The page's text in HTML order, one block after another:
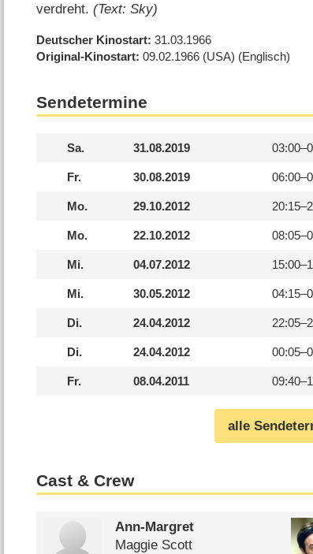
verdreht.(Text: Sky)
Deutscher Kinostart 31.03.1966
Original-Kinostart 09.02.1966 (USA) (Englisch)
Sendetermine
Sa. 31.08.2019 03:00–
Fr. 30.08.2019 06:00–
Mo. 29.10.2012 20:15–
Mo. 22.10.2012 08:05–
Mi. 04.07.2012 15:00–
Mi. 30.05.2012 04:15–
Di. 24.04.2012 22:05–
Di. 24.04.2012 00:05–
Fr. 08.04.2011 09:40–
alle
Cast & Crew
Ann-Margret
Maggie Scott